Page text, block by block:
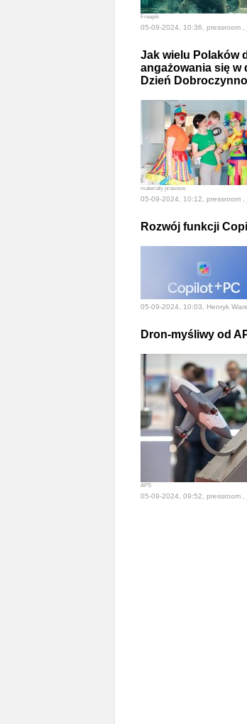
Freepik
05-09-2024, 10:36, pressroom ,
Jak wielu Polaków
angażowania się w
Dzień
materiały prasowe
05-09-2024, 10:12, pressroom ,
Rozwój funkcji
05-09-2024, 10:03, Henryk
Dron-myśliwy od
APS
05-09-2024, 09:52, pressroom ,